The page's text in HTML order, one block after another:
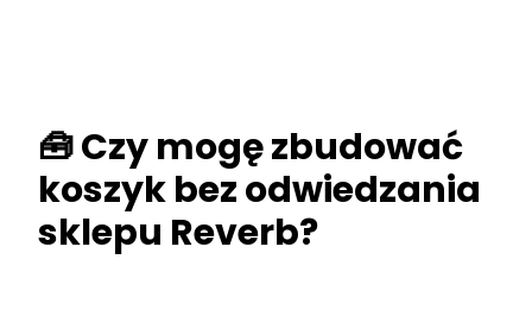
🧰 Czy mogę zbudować
koszyk bez odwiedzania
sklepu Reverb?